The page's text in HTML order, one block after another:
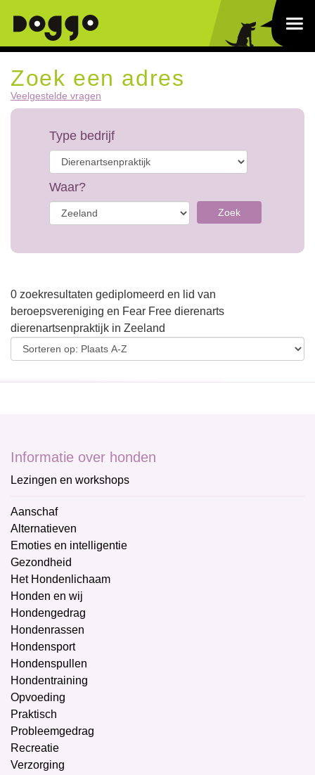
Zoek een adres
Veelgestelde vragen
Type bedrijf
Waar?
Zoek
0 zoekresultaten gediplomeerd en lid van
beroepsvereniging en Fear Free dierenarts
dierenartsenpraktijk in Zeeland
Informatie over honden
Lezingen en workshops
Aanschaf
Alternatieven
Emoties en intelligentie
Gezondheid
Het Hondenlichaam
Honden en wij
Hondengedrag
Hondenrassen
Hondensport
Hondenspullen
Hondentraining
Opvoeding
Praktisch
Probleemgedrag
Recreatie
Verzorging